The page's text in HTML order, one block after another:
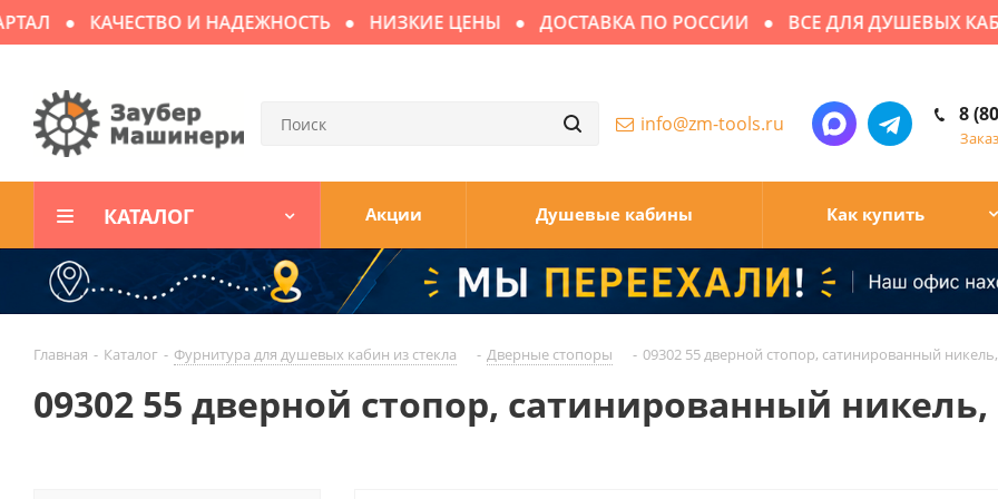
КАЧЕСТВО И НАДЕЖНОСТЬ НИЗКИЕ ЦЕНЫ ДОСТАВКА ПО РОССИИ ВСЕ ДЛЯ ДУШЕВЫХ
8
info@zm-tools.ru
КАТАЛОГ Акции Душевые кабины Как купить
Главная - Каталог - Фурнитура для душевых кабин из стекла - Дверные стопоры - 09302 55 дверной стопор, сатинированный
09302 55 дверной стопор, сатинированный